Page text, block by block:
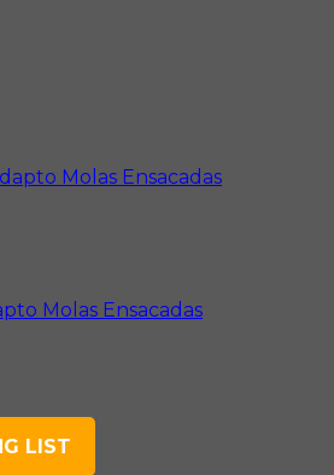
Molas Ensacadas
LIST